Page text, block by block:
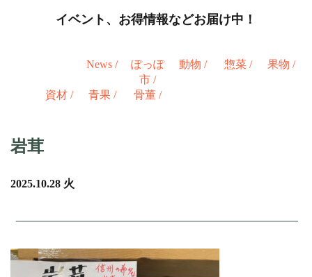
イベント、お得情報などお届け中！
News /
ぽっぽ
市 /
動物 / 惣菜 / 果物 /
資材 / 青果 / 骨董 /
岩茸
2025.10.28 火